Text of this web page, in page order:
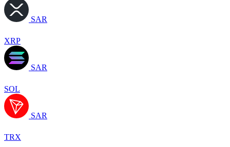
SAR
XRP
SAR
SOL
SAR
TRX